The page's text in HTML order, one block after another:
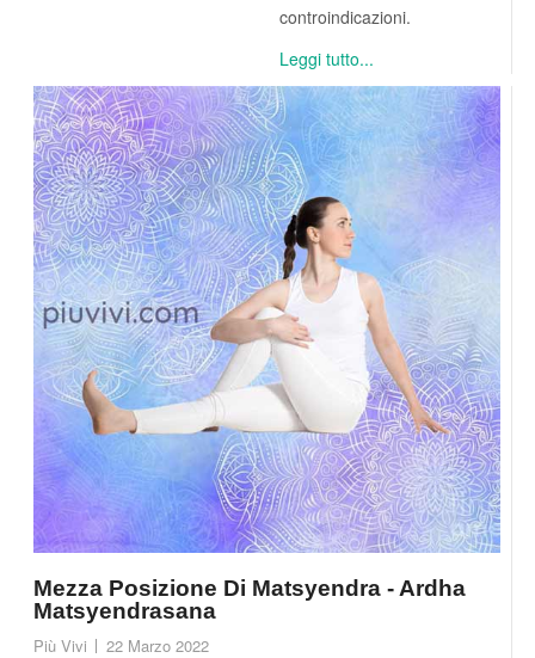
controindicazioni.
Leggi tutto...
Mezza Posizione Di Matsyendra - Ardha
Matsyendrasana
Più Vivi 22 Marzo 2022